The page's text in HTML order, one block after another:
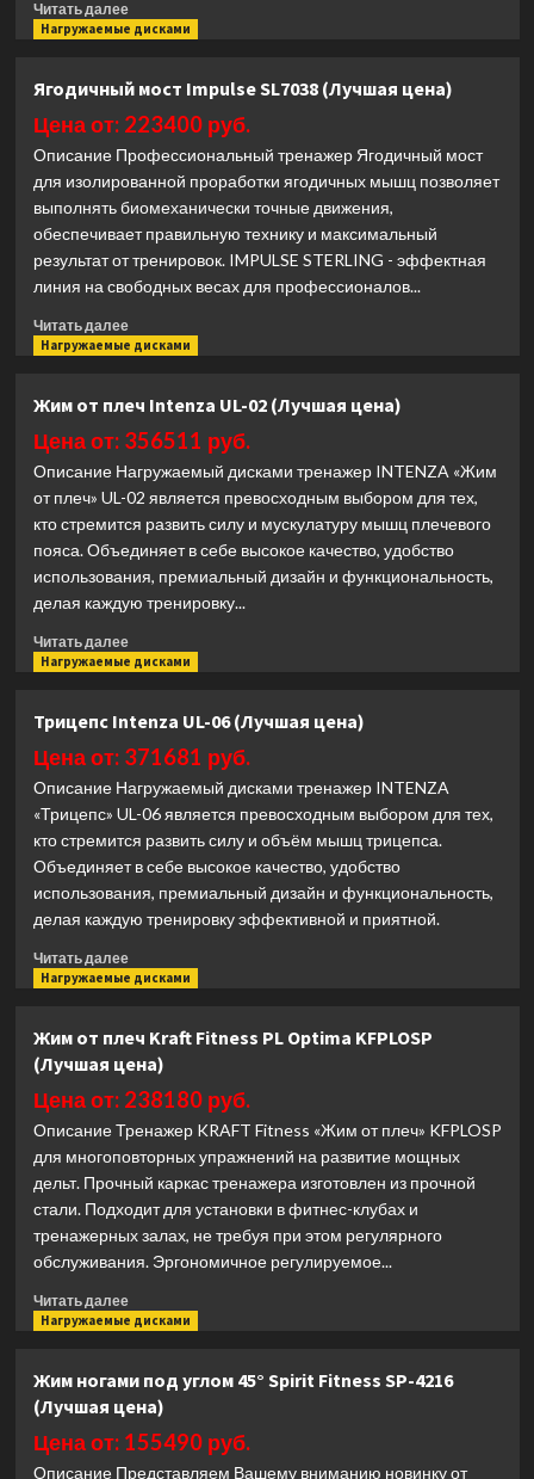
Читать далееПрочитать
больше
жим
от
Spirit
Fitness
SP-
4505
(Лучшая
цена)
Нагружаемые дисками
Ягодичный мост Impulse SL7038 (Лучшая цена)
Цена от: 223400 руб.
Описание Профессиональный тренажер Ягодичный мост
для изолированной проработки ягодичных мышц позволяет
выполнять биомеханически точные движения,
обеспечивает правильную технику и максимальный
результат от тренировок. IMPULSE STERLING - эффектная
линия на свободных весах для профессионалов...
Читать далееПрочитать
больше
мост
Impulse
(Лучшая
цена)
Нагружаемые дисками
Жим от плеч Intenza UL-02 (Лучшая цена)
Цена от: 356511 руб.
Описание Нагружаемый дисками тренажер INTENZA «Жим
от плеч» UL-02 является превосходным выбором для тех,
кто стремится развить силу и мускулатуру мышц плечевого
пояса. Объединяет в себе высокое качество, удобство
использования, премиальный дизайн и функциональность,
делая каждую тренировку...
Читать далееПрочитать
больше
от
плеч
UL-
02
(Лучшая
цена)
Нагружаемые дисками
Трицепс Intenza UL-06 (Лучшая цена)
Цена от: 371681 руб.
Описание Нагружаемый дисками тренажер INTENZA
«Трицепс» UL-06 является превосходным выбором для тех,
кто стремится развить силу и объём мышц трицепса.
Объединяет в себе высокое качество, удобство
использования, премиальный дизайн и функциональность,
делая каждую тренировку эффективной и приятной.
Читать далееПрочитать
больше
Intenza
UL-
06
(Лучшая
цена)
Нагружаемые дисками
Жим от плеч Kraft Fitness PL Optima KFPLOSP
(Лучшая цена)
Цена от: 238180 руб.
Описание Тренажер KRAFT Fitness «Жим от плеч» KFPLOSP
для многоповторных упражнений на развитие мощных
дельт. Прочный каркас тренажера изготовлен из прочной
стали. Подходит для установки в фитнес-клубах и
тренажерных залах, не требуя при этом регулярного
обслуживания. Эргономичное регулируемое...
Читать далееПрочитать
больше
от
плеч
Kraft
Fitness
Нагружаемые дисками
Жим ногами под углом 45° Spirit Fitness SP-4216
(Лучшая цена)
Цена от: 155490 руб.
Описание Представляем Вашему вниманию новинку от